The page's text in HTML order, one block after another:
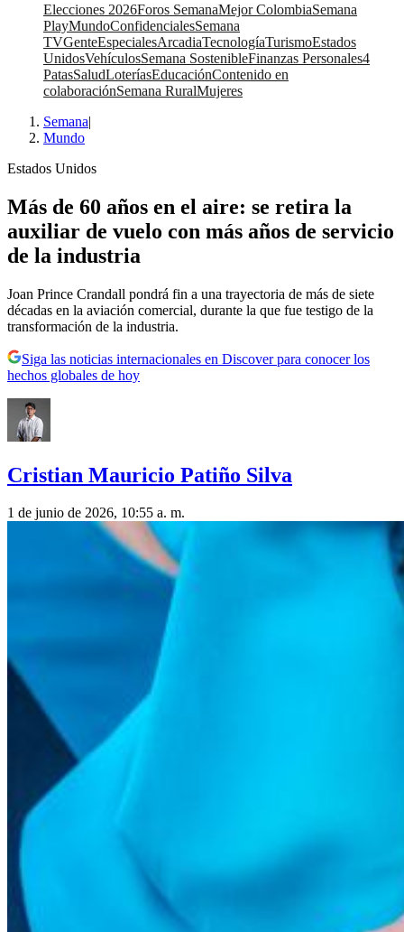
Elecciones 2026Foros SemanaMejor ColombiaSemana
PlayMundoConfidencialesSemana
TVGenteEspecialesArcadiaTecnologíaTurismoEstados
UnidosVehículosSemana SostenibleFinanzas Personales4
PatasSaludLoteríasEducaciónContenido en
colaboraciónSemana RuralMujeres
Semana|
Mundo
Estados Unidos
Más de 60 años en el aire: se retira la
auxiliar de vuelo con más años de servicio
de la industria
Joan Prince Crandall pondrá fin a una trayectoria de más de siete
décadas en la aviación comercial, durante la que fue testigo de la
transformación de la industria.
Siga las noticias internacionales en Discover para conocer los
hechos globales de hoy
Cristian Mauricio Patiño Silva
1 de junio de 2026, 10:55 a. m.